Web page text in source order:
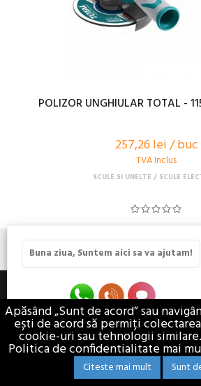
POLIZOR UNGHIULAR TOTAL -
257,26 lei / buc
TVA Inclus
SCULE SI UNELTE SCULE
VEZI DETALII
Apăsând „Sunt de acord” sau
ești de acord să permiți
cookie-uri sau tehnologii
Politica de confidentialitate mai
Citeste mai mult Sunt
Buna ziua, Suntem aici sa va ajutam!